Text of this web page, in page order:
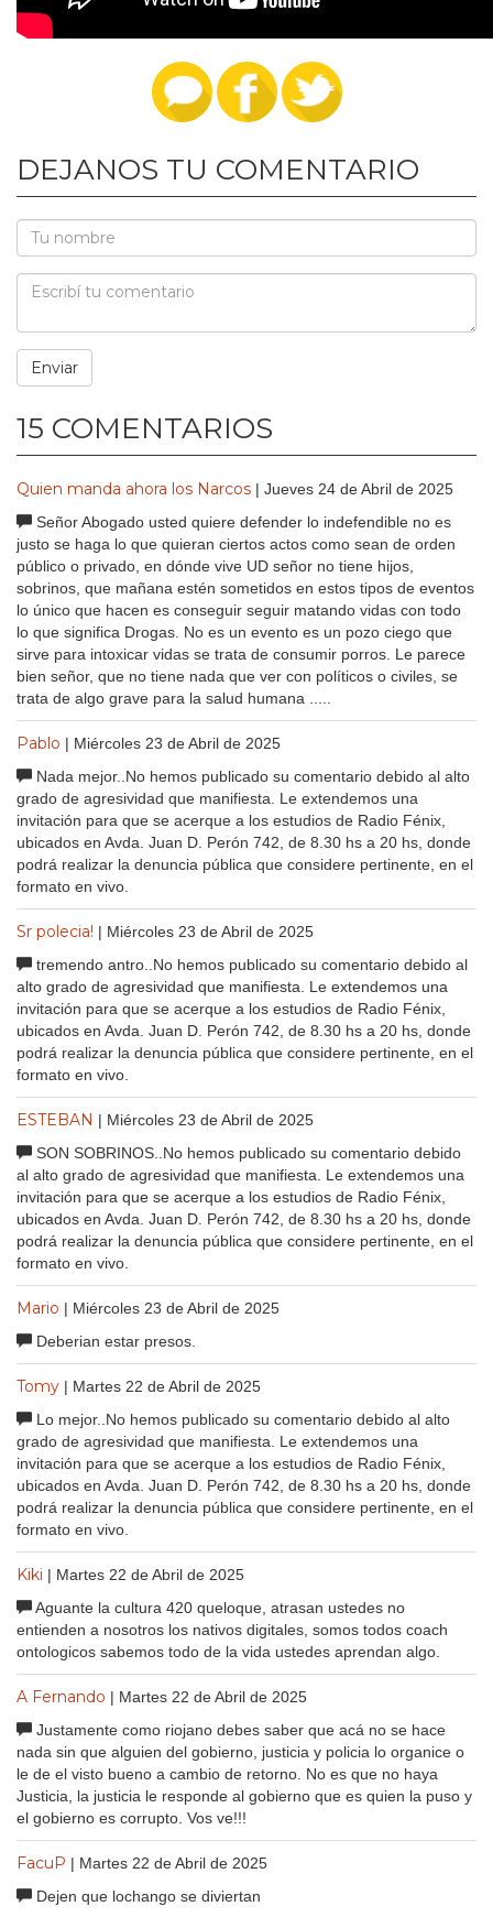
DEJANOS TU COMENTARIO
15 COMENTARIOS
Quien manda ahora los Narcos | Jueves 24 de Abril de 2025
Señor Abogado usted quiere defender lo indefendible no es
justo se haga lo que quieran ciertos actos como sean de orden
público o privado, en dónde vive UD señor no tiene hijos,
sobrinos, que mañana estén sometidos en estos tipos de eventos
lo único que hacen es conseguir seguir matando vidas con todo
lo que significa Drogas. No es un evento es un pozo ciego que
sirve para intoxicar vidas se trata de consumir porros. Le parece
bien señor, que no tiene nada que ver con políticos o civiles, se
trata de algo grave para la salud humana .....
Pablo | Miércoles 23 de Abril de 2025
Nada mejor..No hemos publicado su comentario debido al alto
grado de agresividad que manifiesta. Le extendemos una
invitación para que se acerque a los estudios de Radio Fénix,
ubicados en Avda. Juan D. Perón 742, de 8.30 hs a 20 hs, donde
podrá realizar la denuncia pública que considere pertinente, en el
formato en vivo.
Sr polecia! | Miércoles 23 de Abril de 2025
tremendo antro..No hemos publicado su comentario debido al
alto grado de agresividad que manifiesta. Le extendemos una
invitación para que se acerque a los estudios de Radio Fénix,
ubicados en Avda. Juan D. Perón 742, de 8.30 hs a 20 hs, donde
podrá realizar la denuncia pública que considere pertinente, en el
formato en vivo.
ESTEBAN | Miércoles 23 de Abril de 2025
SON SOBRINOS..No hemos publicado su comentario debido
al alto grado de agresividad que manifiesta. Le extendemos una
invitación para que se acerque a los estudios de Radio Fénix,
ubicados en Avda. Juan D. Perón 742, de 8.30 hs a 20 hs, donde
podrá realizar la denuncia pública que considere pertinente, en el
formato en vivo.
Mario | Miércoles 23 de Abril de 2025
Deberian estar presos.
Tomy | Martes 22 de Abril de 2025
Lo mejor..No hemos publicado su comentario debido al alto
grado de agresividad que manifiesta. Le extendemos una
invitación para que se acerque a los estudios de Radio Fénix,
ubicados en Avda. Juan D. Perón 742, de 8.30 hs a 20 hs, donde
podrá realizar la denuncia pública que considere pertinente, en el
formato en vivo.
Kiki | Martes 22 de Abril de 2025
Aguante la cultura 420 queloque, atrasan ustedes no
entienden a nosotros los nativos digitales, somos todos coach
ontologicos sabemos todo de la vida ustedes aprendan algo.
A Fernando | Martes 22 de Abril de 2025
Justamente como riojano debes saber que acá no se hace
nada sin que alguien del gobierno, justicia y policia lo organice o
le de el visto bueno a cambio de retorno. No es que no haya
Justicia, la justicia le responde al gobierno que es quien la puso y
el gobierno es corrupto. Vos ve!!!
FacuP | Martes 22 de Abril de 2025
Dejen que lochango se diviertan